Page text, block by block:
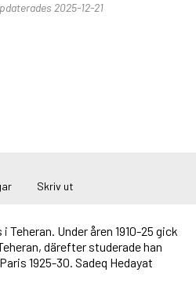
2025-12-21
Skriv ut
Under åren 1910-25 gick
därefter studerade han
1925-30. Sadeq Hedayat